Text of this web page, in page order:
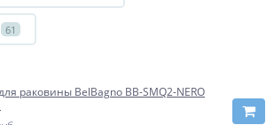
61
раковины BelBagno BB-SMQ2-NERO